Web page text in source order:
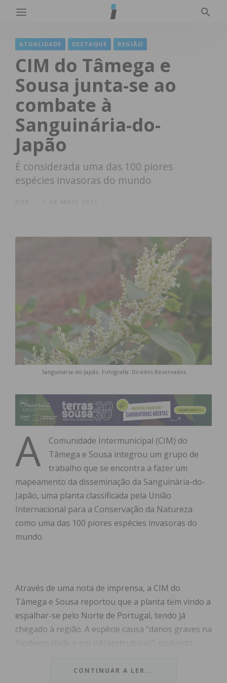
ATUALIDADE DESTAQUE REGIÃO
CIM do Tâmega e
Sousa junta-se ao
combate à
Sanguinária-do-
Japão
É considerada uma das 100 piores
espécies invasoras do mundo
7 DE MAIO 2021
Sanguinária-do-Japão. Fotografia: Direitos Reservados
A
Comunidade Intermunicipal (CIM) do
Tâmega e Sousa integrou um grupo de
trabalho que se encontra a fazer um
mapeamento da disseminação da Sanguinária-do-
Japão, uma planta classificada pela União
Internacional para a Conservação da Natureza
como uma das 100 piores espécies invasoras do
mundo.
Através de uma nota de imprensa, a CIM do
Tâmega e Sousa reportou que a planta tem vindo a
espalhar-se pelo Norte de Portugal, tendo já
chegado à região. A espécie causa “danos graves na
entupindo fossas, ao explorar fendas em busca de
CONTINUAR A LER...